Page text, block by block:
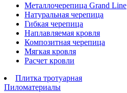
Металлочерепица Grand Line
Натуральная черепица
Гибкая черепица
Наплавляемая кровля
Композитная черепица
Мягкая кровля
Расчет кровли
Плитка тротуарная
Пиломатериалы